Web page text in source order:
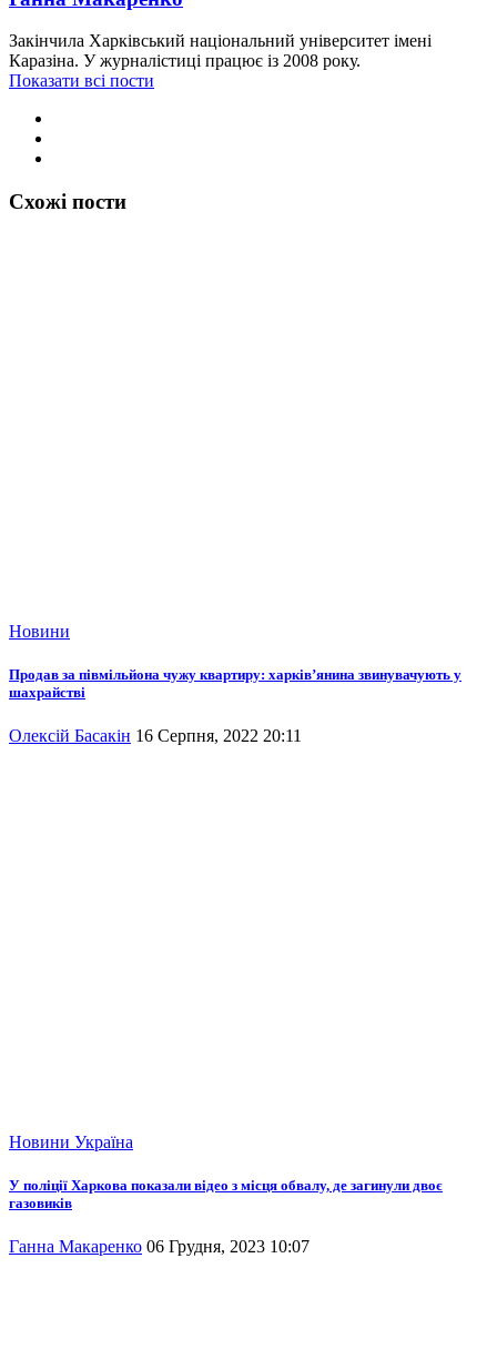
Закінчила Харківський національний університет імені
Каразіна. У журналістиці працює із 2008 року.
Показати всі пости
Схожі пости
Новини
Продав за півмільйона чужу квартиру: харків’янина звинувачують у
шахрайстві
Олексій Басакін 16 Серпня, 2022 20:11
Новини Україна
У поліції Харкова показали відео з місця обвалу, де загинули двоє
газовиків
Ганна Макаренко 06 Грудня, 2023 10:07